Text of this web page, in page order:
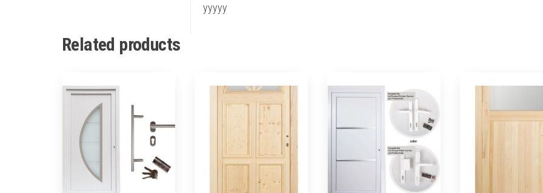
yyyyy
Related products